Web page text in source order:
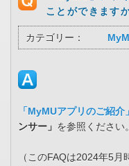
ことができます
カテゴリー：
「MyMUアプリのご紹介
ンサー」 を参照ください。
（このFAQは2024年5